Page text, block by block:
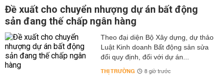
Đề xuất cho chuyển nhượng dự án bất động
sản đang thế chấp ngân hàng
Theo đại diện Bộ Xây dựng, dự thảo
Luật Kinh doanh Bất động sản sửa
đổi quy định, đối với dự án...
THỊ TRƯỜNG 8 giờ trước